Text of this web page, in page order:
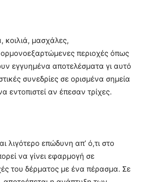
κοιλιά, μασχάλες,
περιοχές όπως
εγγυημένα αποτελέσματα γι αυτό
συνεδρίες σε ορισμένα σημεία
εντοπιστεί αν έπεσαν τρίχες.
λιγότερο επώδυνη απ’ ό,τι στο
να γίνει εφαρμογή σε
του δέρματος με ένα πέρασμα. Σε